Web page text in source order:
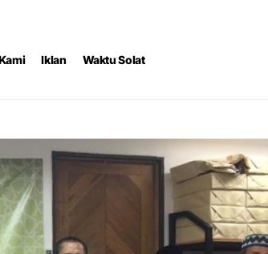
Iklan Waktu Solat